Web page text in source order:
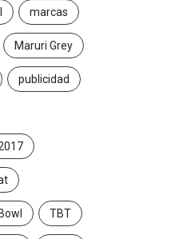
marcas
Maruri Grey
publicidad
TBT